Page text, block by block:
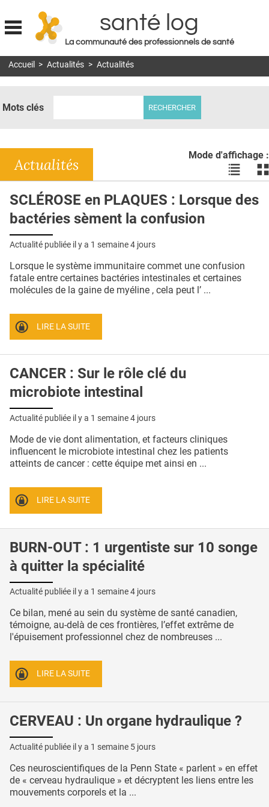
Jump to navigation
santé log
La communauté des professionnels de santé
MON COMPTE
DOSSIERS
RÉSEAUX
E-REVUE SAD
QUI SOMMES-NOUS ?
CONDITIONS GÉNÉRALES
CRÉDITS
Accueil > Actualités > Actualités
Mots clés
Mode d'affichage :
Voir
les
en
les
en
Actualités
SCLÉROSE en PLAQUES : Lorsque des
bactéries sèment la confusion
Actualité publiée il y a 1 semaine 4 jours
Lorsque le système immunitaire commet une confusion
fatale entre certaines bactéries intestinales et certaines
molécules de la gaine de myéline , cela peut l’ ...
LIRE LA SUITE
CANCER : Sur le rôle clé du
microbiote intestinal
Actualité publiée il y a 1 semaine 4 jours
Mode de vie dont alimentation, et facteurs cliniques
influencent le microbiote intestinal chez les patients
atteints de cancer : cette équipe met ainsi en ...
LIRE LA SUITE
BURN-OUT : 1 urgentiste sur 10 songe
à quitter la spécialité
Actualité publiée il y a 1 semaine 4 jours
Ce bilan, mené au sein du système de santé canadien,
témoigne, au-delà de ces frontières, l’effet extrême de
l'épuisement professionnel chez de nombreuses ...
LIRE LA SUITE
CERVEAU : Un organe hydraulique ?
Actualité publiée il y a 1 semaine 5 jours
Ces neuroscientifiques de la Penn State « parlent » en effet
de « cerveau hydraulique » et décryptent les liens entre les
mouvements corporels et la ...